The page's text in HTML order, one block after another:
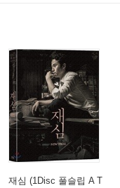
재심 (1Disc 풀슬립 A T